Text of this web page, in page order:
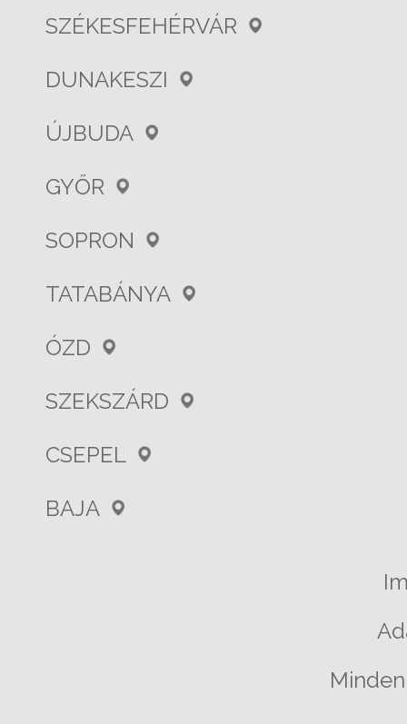
SZÉKESFEHÉRVÁR
DUNAKESZI
ÚJBUDA
GYŐR
SOPRON
TATABÁNYA
ÓZD
SZEKSZÁRD
CSEPEL
BAJA